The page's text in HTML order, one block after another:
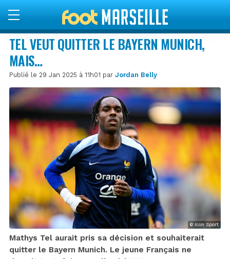
TEL VEUT QUITTER LE BAYERN MUNICH,
MAIS…
Publié le 29 Jan 2025 à 11h01 par Jordan Belly
© Icon Sport
Mathys Tel aurait pris sa décision et souhaiterait
quitter le Bayern Munich. Le jeune Français ne